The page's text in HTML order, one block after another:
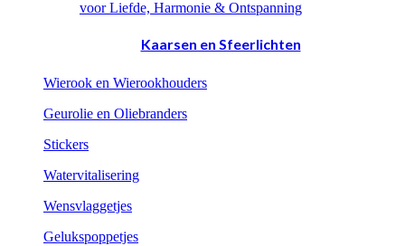
Kaarsen en Sfeerlichten
Wierook en Wierookhouders
Geurolie en Oliebranders
Stickers
Watervitalisering
Wensvlaggetjes
Gelukspoppetjes